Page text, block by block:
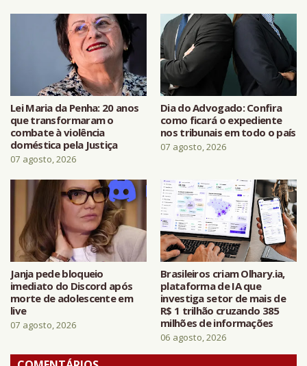
Lei Maria da Penha: 20 anos
que transformaram o
combate à violência
doméstica pela Justiça
07 agosto, 2026
Dia do Advogado: Confira
como ficará o expediente
nos tribunais em todo o país
07 agosto, 2026
Janja pede bloqueio
imediato do Discord após
morte de adolescente em
live
07 agosto, 2026
Brasileiros criam Olhary.ia,
plataforma de IA que
investiga setor de mais de
R$ 1 trilhão cruzando 385
milhões de informações
06 agosto, 2026